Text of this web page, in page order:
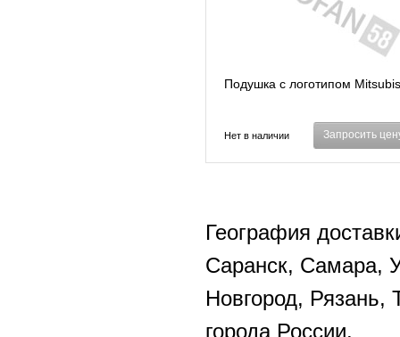
Подушка с логотипом
Нет в наличии Запросить
География
Саранск, Самара,
Новгород, Рязань,
города России.